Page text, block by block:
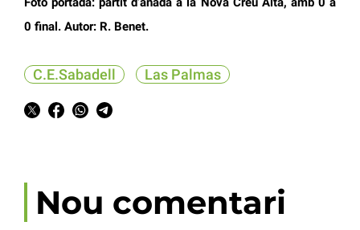
0 final. Autor: R. Benet.
C.E.Sabadell Las Palmas
Nou comentari